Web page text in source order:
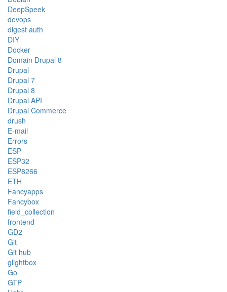
DeepSpeek
devops
digest auth
DIY
Docker
Domain Drupal 8
Drupal
Drupal 7
Drupal 8
Drupal API
Drupal Commerce
drush
E-mail
Errors
ESP
ESP32
ESP8266
ETH
Fancyapps
Fancybox
field_collection
frontend
GD2
Git
Git hub
glightbox
Go
GTP